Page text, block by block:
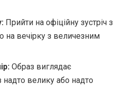
Прийти на офіційну зустріч з
вечірку з величезним
Образ виглядає
надто велику або надто